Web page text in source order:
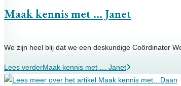
Maak kennis met … Janet
We zijn heel blij dat we een deskundige Coördinator
Lees verderMaak kennis met … Janet